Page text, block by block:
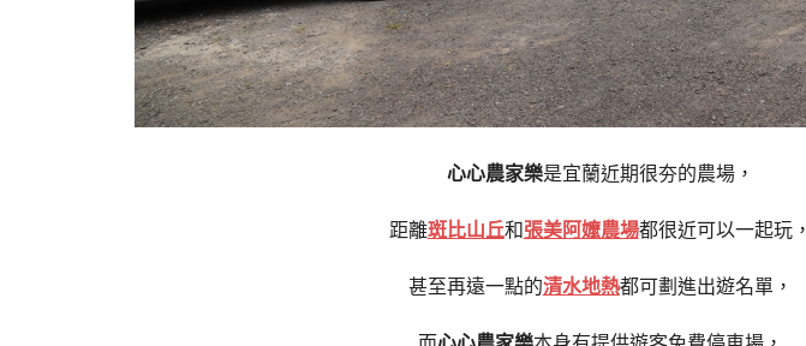
心心農家樂是宜蘭近期很夯的農場，
距離斑比山丘和張美阿嬤農場都很近可以一起玩，
甚至再遠一點的清水地熱都可劃進出遊名單，